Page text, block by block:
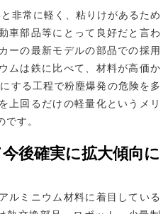
非常に軽く、粘りけがあるため
車部品等にとって良好だと言わ
ーの最新モデルの部品での採用
ムは鉄に比べて、材料が高価か
する工程で粉塵爆発の危険を多
上回るだけの軽量化というメリ
す。
後確実に拡大傾向に
ルミニウム材料に着目している